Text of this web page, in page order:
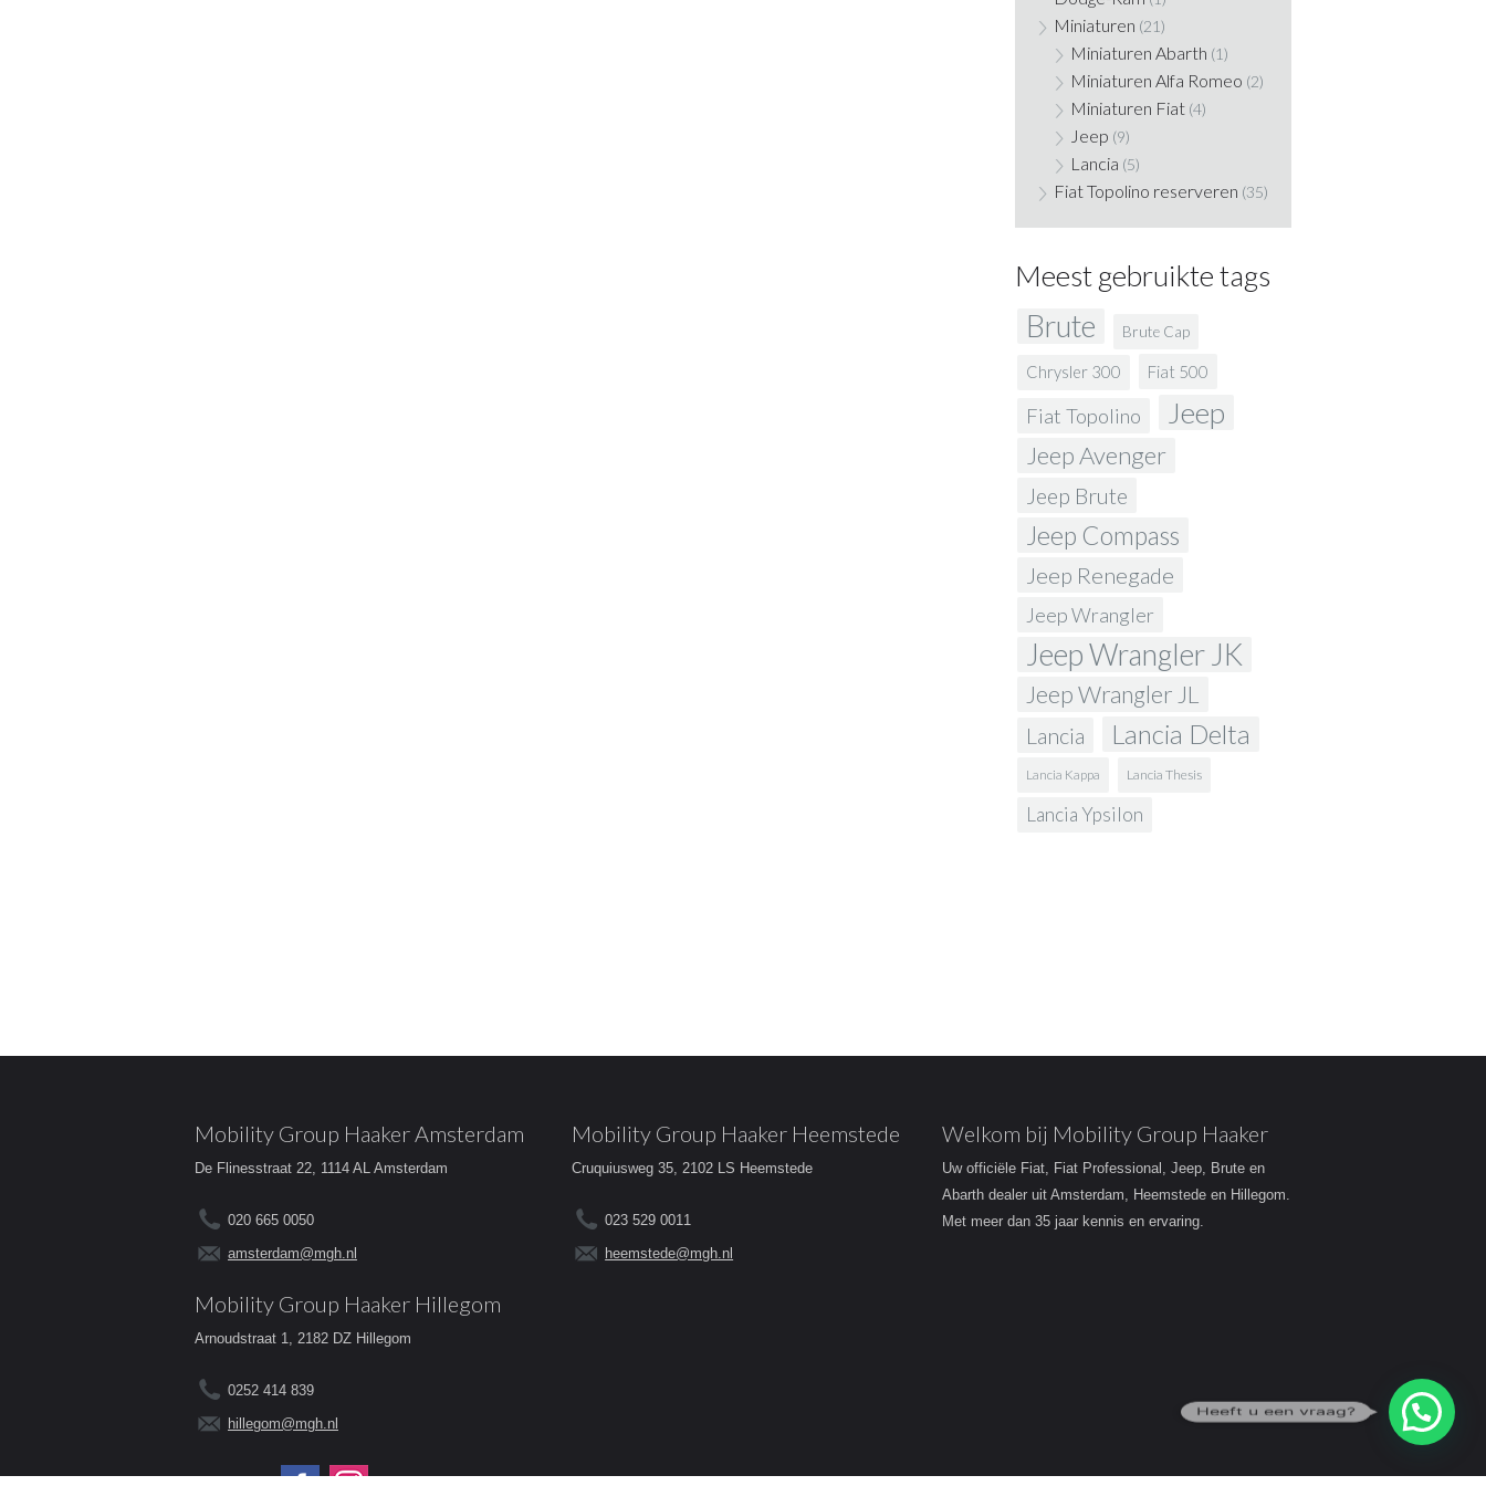
Miniaturen (21)
Miniaturen Abarth (1)
Miniaturen Alfa Romeo (2)
Miniaturen Fiat (4)
Jeep (9)
Lancia (5)
Fiat Topolino reserveren (35)
Meest gebruikte tags
Brute Brute Cap
Chrysler 300 Fiat 500
Fiat Topolino Jeep
Jeep Avenger
Jeep Brute
Jeep Compass
Jeep Renegade
Jeep Wrangler
Jeep Wrangler JK
Jeep Wrangler JL
Lancia Lancia Delta
Lancia Kappa Lancia Thesis
Lancia Ypsilon
Mobility Group Haaker Amsterdam
De Flinesstraat 22, 1114 AL Amsterdam
020 665 0050
amsterdam@mgh.nl
Mobility Group Haaker Heemstede
Cruquiusweg 35, 2102 LS Heemstede
023 529 0011
heemstede@mgh.nl
Mobility Group Haaker Hillegom
Arnoudstraat 1, 2182 DZ Hillegom
0252 414 839
hillegom@mgh.nl
Volg ons op:
Welkom bij Mobility Group Haaker
Uw officiële Fiat, Fiat Professional, Jeep, Brute en
Abarth dealer uit Amsterdam, Heemstede en Hillegom.
Met meer dan 35 jaar kennis en ervaring.
Heeft u een vraag?